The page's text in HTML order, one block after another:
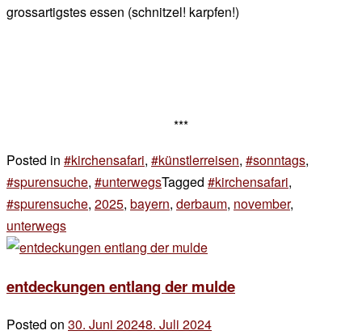
grossartigstes essen (schnitzel! karpfen!)
***
Posted in #kirchensafari, #künstlerreisen, #sonntags,
#spurensuche, #unterwegsTagged #kirchensafari,
#spurensuche, 2025, bayern, derbaum, november,
unterwegs
zu
entdeckungen entlang der mulde
Posted on 30. Juni 20248. Juli 2024